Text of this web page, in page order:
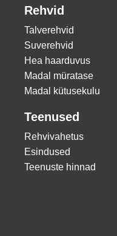
Rehvid
Talverehvid
Suverehvid
Hea haarduvus
Madal müratase
Madal kütusekulu
Teenused
Rehvivahetus
Esindused
Teenuste hinnad